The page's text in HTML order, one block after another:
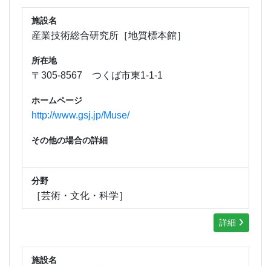
施設名
産業技術総合研究所［地質標本館］
所在地
〒305-8567 つくば市東1-1-1
ホームページ
http://www.gsj.jp/Muse/
その他の場合の詳細
分野
［芸術・文化・科学］
詳細
施設名